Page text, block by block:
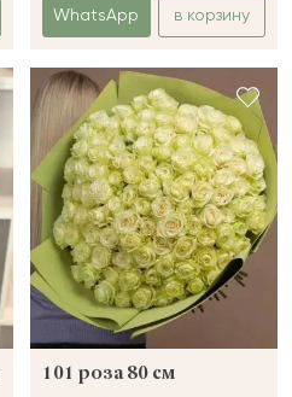
WhatsApp в корзину
101 роза 80 см